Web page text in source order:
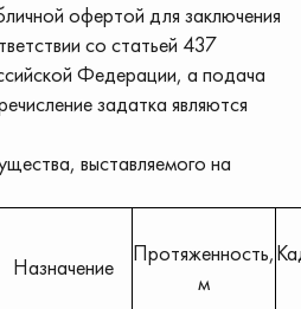
офертой для заключения
со статьей 437
Федерации, а подача
задатка являются
выставляемого на
Назначение
Протяженность,
м